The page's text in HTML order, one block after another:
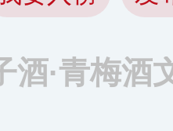
酒·青梅酒